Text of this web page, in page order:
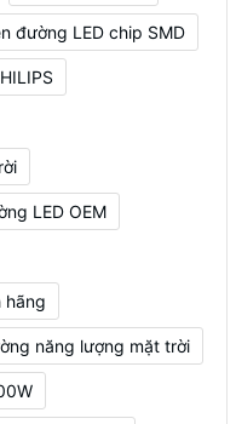
đường LED chip SMD
LED OEM
hãng
năng lượng mặt trời